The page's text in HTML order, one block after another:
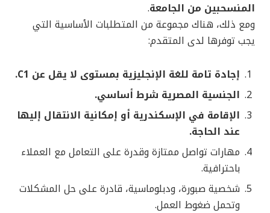
المنسحبين من الجامعة.
ومع ذلك، هناك مجموعة من المتطلبات الأساسية التي
يجب توفرها لدى المتقدم:
إجادة تامة للغة الإنجليزية بمستوى لا يقل عن C1.
الجنسية المصرية شرط أساسي.
الإقامة في الإسكندرية أو إمكانية الانتقال إليها
عند الحاجة.
مهارات تواصل ممتازة وقدرة على التعامل مع العملاء
باحترافية.
شخصية صبورة، ودبلوماسية، قادرة على حل المشكلات
وتحمل ضغوط العمل.